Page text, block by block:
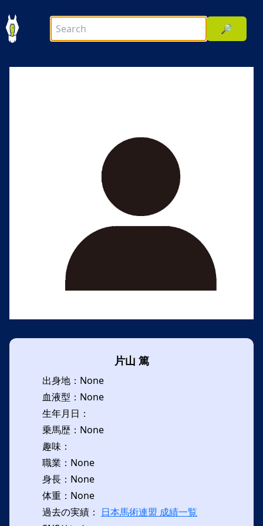
🔎
片山 篤
出身地：None
血液型：None
生年月日：
乗馬歴：None
趣味：
職業：None
身長：None
体重：None
過去の実績： 日本馬術連盟 成績一覧